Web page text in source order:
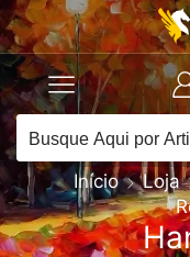
Início Loja